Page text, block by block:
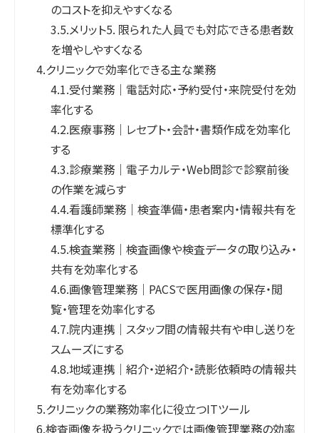
のコストを抑えやすくなる
3.5.メリット5. 限られた人員でも対応できる患者数
を増やしやすくなる
4.クリニックで効率化できる主な業務
4.1.受付業務｜電話対応・予約受付・来院受付を効
率化する
4.2.医療事務｜レセプト・会計・書類作成を効率化
する
4.3.診療業務｜電子カルテ・Web問診で診察前後
の作業を減らす
4.4.看護師業務｜検査準備・患者案内・情報共有を
標準化する
4.5.検査業務｜検査画像や検査データの取り込み・
共有を効率化する
4.6.画像管理業務｜PACSで医用画像の保存・閲
覧・管理を効率化する
4.7.院内連携｜スタッフ間の情報共有や申し送りを
スムーズにする
4.8.地域連携｜紹介・逆紹介・読影依頼時の情報共
有を効率化する
5.クリニックの業務効率化に役立つITツール
6.検査画像を扱うクリニックでは画像管理業務の効率